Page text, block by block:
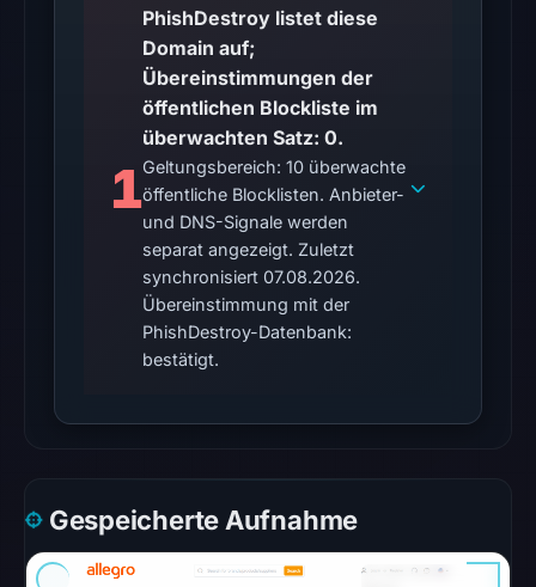
recorded
2
community
pulse
references
on
Mar
1,
2026
at
13:47
UTC.
conclusive
response
is
available;
1
PhishDestroy listet diese
Domain auf;
Übereinstimmungen der
öffentlichen Blockliste im
überwachten Satz: 0.
Geltungsbereich: 10 überwachte
öffentliche Blocklisten. Anbieter-
und DNS-Signale werden
separat angezeigt. Zuletzt
synchronisiert 07.08.2026.
Übereinstimmung mit der
PhishDestroy-Datenbank:
bestätigt.
Gespeicherte Aufnahme